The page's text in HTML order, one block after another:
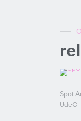
Spot
UdeC